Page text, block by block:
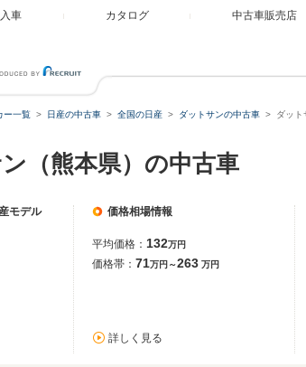
車 カタログ 中古車販売店
ー一覧 日産の中古車 全国の日産 ダットサンの中古車 ダット
（熊本県）の中古車
モデル 価格相場情報
平均価格： 132万円
価格帯： 71万円～263 万円
詳しく見る